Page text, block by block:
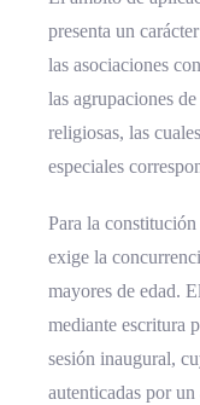
presenta un
las asociaciones
las agrupaciones
religiosas, las
especiales
Para la
exige la
mayores de edad.
mediante escritura
sesión inaugural,
autenticadas por